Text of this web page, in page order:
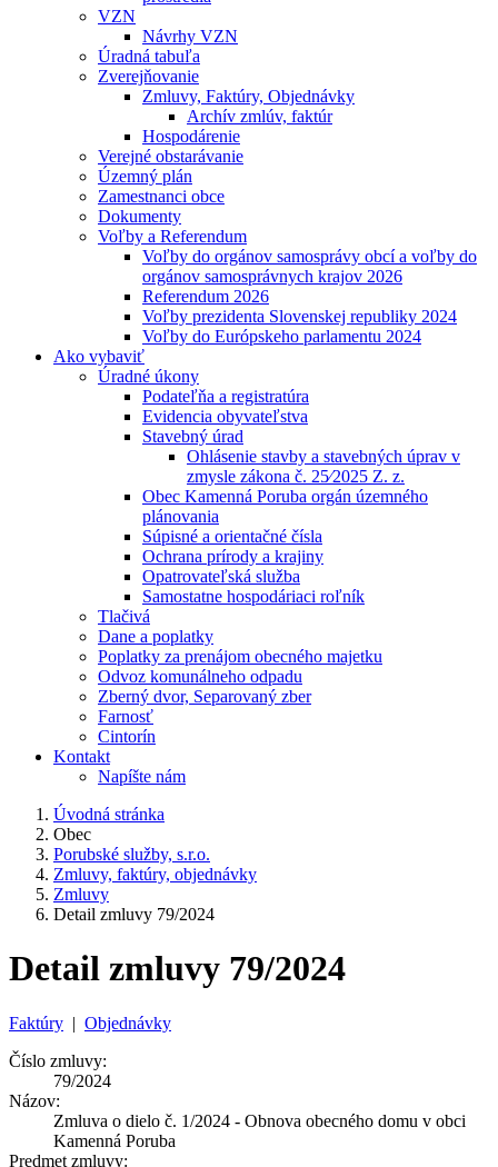
VZN
Návrhy VZN
Úradná tabuľa
Zverejňovanie
Zmluvy, Faktúry, Objednávky
Archív zmlúv, faktúr
Hospodárenie
Verejné obstarávanie
Územný plán
Zamestnanci obce
Dokumenty
Voľby a Referendum
Voľby do orgánov samosprávy obcí a voľby do
orgánov samosprávnych krajov 2026
Referendum 2026
Voľby prezidenta Slovenskej republiky 2024
Voľby do Európskeho parlamentu 2024
Ako vybaviť
Úradné úkony
Podateľňa a registratúra
Evidencia obyvateľstva
Stavebný úrad
Ohlásenie stavby a stavebných úprav v
zmysle zákona č. 25⁄2025 Z. z.
Obec Kamenná Poruba orgán územného
plánovania
Súpisné a orientačné čísla
Ochrana prírody a krajiny
Opatrovateľská služba
Samostatne hospodáriaci roľník
Tlačivá
Dane a poplatky
Poplatky za prenájom obecného majetku
Odvoz komunálneho odpadu
Zberný dvor, Separovaný zber
Farnosť
Cintorín
Kontakt
Napíšte nám
Úvodná stránka
Obec
Porubské služby, s.r.o.
Zmluvy, faktúry, objednávky
Zmluvy
Detail zmluvy 79/2024
Detail zmluvy 79/2024
Faktúry | Objednávky
Číslo zmluvy:
79/2024
Názov:
Zmluva o dielo č. 1/2024 - Obnova obecného domu v obci
Kamenná Poruba
Predmet zmluvy: